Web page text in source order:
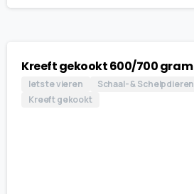
Kreeft gekookt 600/700 gram
Iets te vieren Schaal- & Schelpdieren
Kreeft gekookt